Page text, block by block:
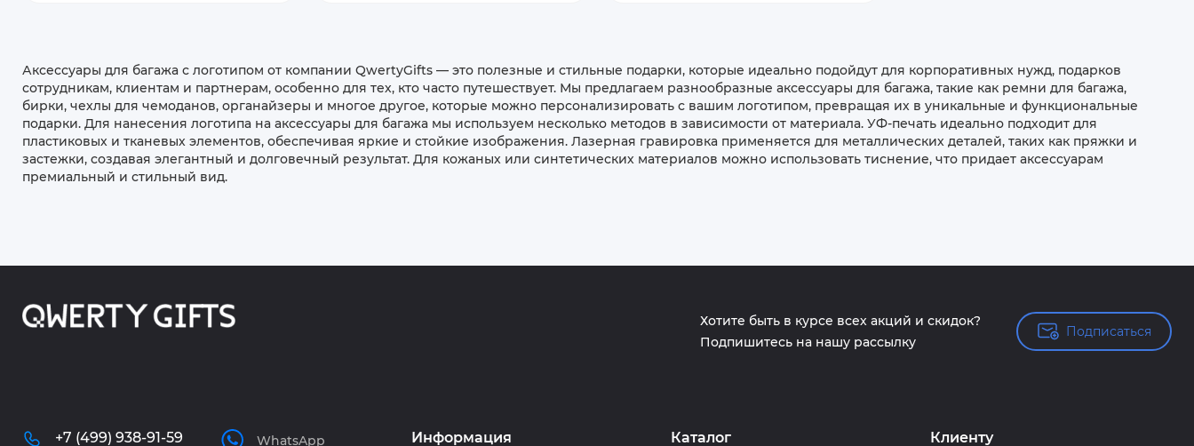
Аксессуары для багажа с логотипом от компании QwertyGifts — это полезные и стильные подарки, которые идеально подойдут для корпоративных нужд, подарков
сотрудникам, клиентам и партнерам, особенно для тех, кто часто путешествует. Мы предлагаем разнообразные аксессуары для багажа, такие как ремни для багажа,
бирки, чехлы для чемоданов, органайзеры и многое другое, которые можно персонализировать с вашим логотипом, превращая их в уникальные и функциональные
подарки. Для нанесения логотипа на аксессуары для багажа мы используем несколько методов в зависимости от материала. УФ-печать идеально подходит для
пластиковых и тканевых элементов, обеспечивая яркие и стойкие изображения. Лазерная гравировка применяется для металлических деталей, таких как пряжки и
застежки, создавая элегантный и долговечный результат. Для кожаных или синтетических материалов можно использовать тиснение, что придает аксессуарам
премиальный и стильный вид.
Хотите быть в курсе всех акций и скидок?
Подпишитесь на нашу рассылку
Подписаться
Подписаться
+7 (499) 938-91-59 WhatsApp Информация Каталог Клиенту